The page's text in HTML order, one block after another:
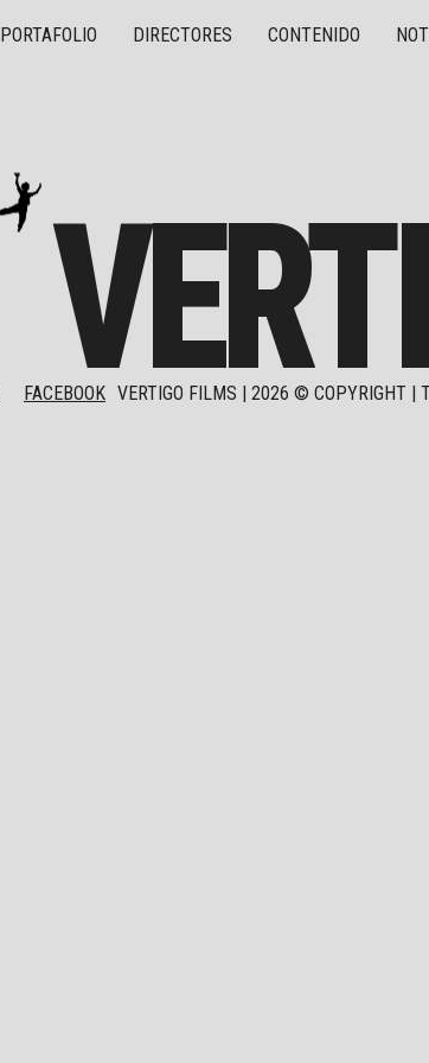
PORTAFOLIO DIRECTORES CONTENIDO
FACEBOOK VERTIGO FILMS | 2026 © COPYRIGHT |